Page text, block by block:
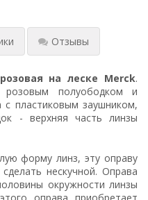
Отзывы
на леске Merck.
полуободком и
пластиковым заушником,
- верхняя часть линзы
форму линз, эту оправу
нескучной. Оправа
окружности линзы
оправа приобретает